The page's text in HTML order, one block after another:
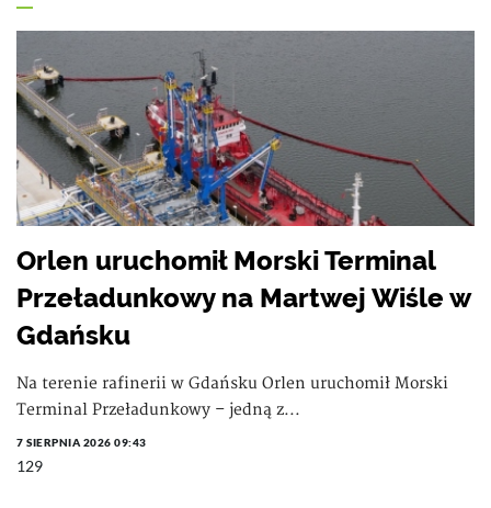
Orlen uruchomił Morski Terminal
Przeładunkowy na Martwej Wiśle w
Gdańsku
Na terenie rafinerii w Gdańsku Orlen uruchomił Morski
Terminal Przeładunkowy – jedną z...
7 SIERPNIA 2026 09:43
129